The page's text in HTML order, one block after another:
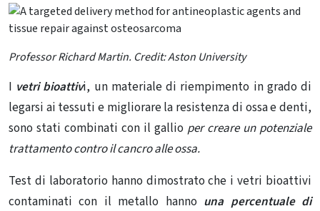
Professor Richard Martin. Credit: Aston University
I vetri bioattivi, un materiale di riempimento in grado di
legarsi ai tessuti e migliorare la resistenza di ossa e denti,
sono stati combinati con il gallio per creare un potenziale
trattamento contro il cancro alle ossa.
Test di laboratorio hanno dimostrato che i vetri bioattivi
contaminati con il metallo hanno una percentuale di